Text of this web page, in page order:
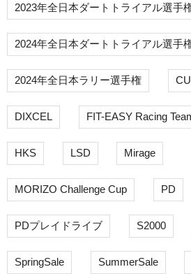
2023年全日本ダートトライアル選手
2024年全日本ダートトライアル選手
2024年全日本ラリー選手権
DIXCEL FIT-EASY Racing
HKS LSD Mirage
MORIZO Challenge Cup PD
PDプレイドライブ S2000
SpringSale SummerSale